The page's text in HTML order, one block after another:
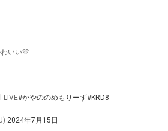
いい💛
LIVE#かやののめもりーず#KRD8
2024年7月15日